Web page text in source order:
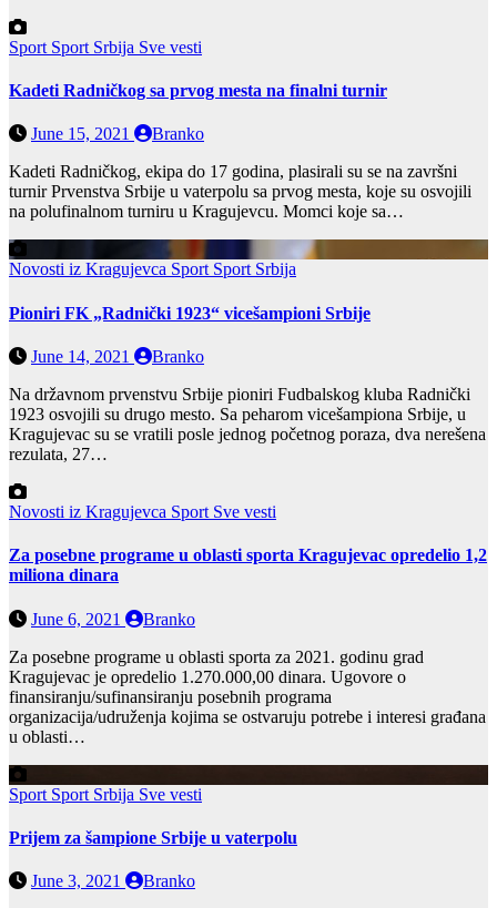
Sport Sport Srbija Sve vesti
Kadeti Radničkog sa prvog mesta na finalni turnir
June 15, 2021
Branko
Kadeti Radničkog, ekipa do 17 godina, plasirali su se na završni
turnir Prvenstva Srbije u vaterpolu sa prvog mesta, koje su osvojili
na polufinalnom turniru u Kragujevcu. Momci koje sa…
Novosti iz Kragujevca Sport Sport Srbija
Pioniri FK „Radnički 1923“ vicešampioni Srbije
June 14, 2021
Branko
Na državnom prvenstvu Srbije pioniri Fudbalskog kluba Radnički
1923 osvojili su drugo mesto. Sa peharom vicešampiona Srbije, u
Kragujevac su se vratili posle jednog početnog poraza, dva nerešena
rezulata, 27…
Novosti iz Kragujevca Sport Sve vesti
Za posebne programe u oblasti sporta Kragujevac opredelio 1,2
miliona dinara
June 6, 2021
Branko
Za posebne programe u oblasti sporta za 2021. godinu grad
Kragujevac je opredelio 1.270.000,00 dinara. Ugovore o
finansiranju/sufinansiranju posebnih programa
organizacija/udruženja kojima se ostvaruju potrebe i interesi građana
u oblasti…
Sport Sport Srbija Sve vesti
Prijem za šampione Srbije u vaterpolu
June 3, 2021
Branko